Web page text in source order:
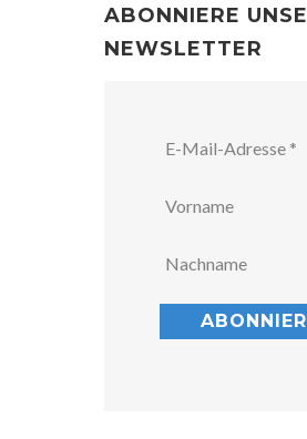
ABONNIERE
NEWSLETTER